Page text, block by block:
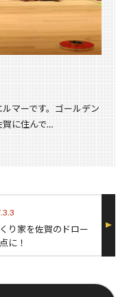
マーです。ゴールデン
賀に住んで…
り家を佐賀のドロー
に！